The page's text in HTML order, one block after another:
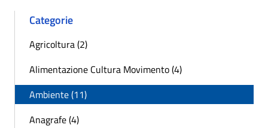
Categorie
Agricoltura (2)
Alimentazione Cultura Movimento (4)
Ambiente (11)
Anagrafe (4)